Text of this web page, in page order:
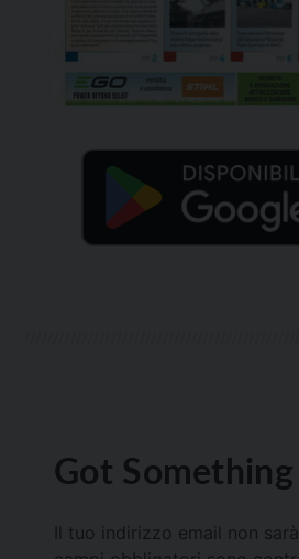
Got Something
Il tuo indirizzo email non